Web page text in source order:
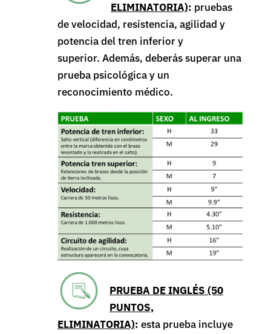
ELIMINATORIA): pruebas
de velocidad, resistencia, agilidad y
potencia del tren inferior y
superior. Además, deberás superar una
prueba psicológica y un
reconocimiento médico.
PRUEBA DE INGLÉS (50
PUNTOS,
ELIMINATORIA): esta prueba incluye